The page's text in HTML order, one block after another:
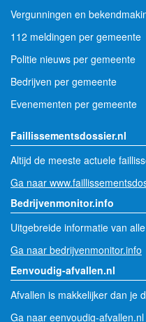
Vergunningen en
112 meldingen per gemeente
Politie nieuws per gemeente
Bedrijven per gemeente
Evenementen per gemeente
Faillissementsdossier.nl
Altijd de meeste actuele
Ga naar
Bedrijvenmonitor.info
Uitgebreide informatie van
Ga naar bedrijvenmonitor.info
Eenvoudig-afvallen.nl
Afvallen is makkelijker dan je
Ga naar eenvoudig-afvallen.nl